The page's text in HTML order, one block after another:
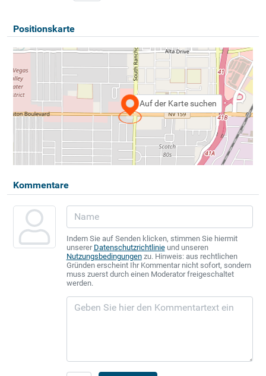
Positionskarte
Auf der Karte suchen
Kommentare
Indem Sie auf Senden klicken, stimmen Sie hiermit
unserer Datenschutzrichtlinieund unseren
Nutzungsbedingungenzu. Hinweis: aus rechtlichen
Gründen erscheint Ihr Kommentar nicht sofort, sondern
muss zuerst durch einen Moderator freigeschaltet
werden.